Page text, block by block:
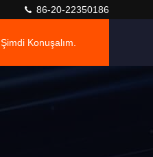
86-20-22350186
Şimdi Konuşalım.